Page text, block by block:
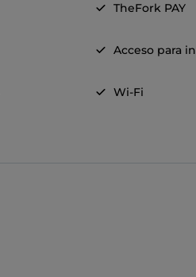
TheFork PAY
Acceso para
Wi-Fi